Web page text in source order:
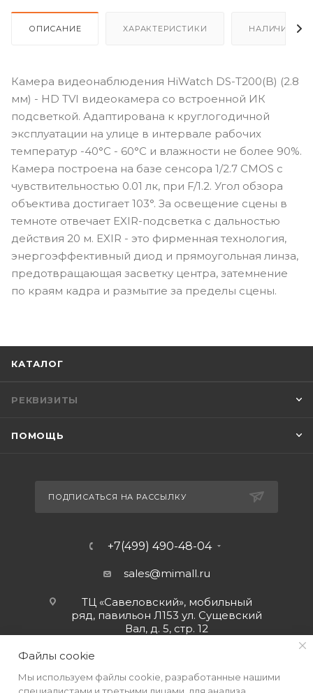
ОПИСАНИЕ ХАРАКТЕРИСТИКИ НАЛИЧИЕ
Камера видеонаблюдения HiWatch DS-T200(B) (2.8
мм) - HD TVI видеокамера со встроенной ИК
подсветкой. Адаптирована к круглогодичной
эксплуатации на улице в интервале рабочих
температур -40°С - 60°С и влажности не более 90%.
Камера построена на базе сенсора 1/2.7 CMOS с
чувствительностью 0.01 лк, при F/1.2. Угол обзора
объектива достигает 103°. За освещение сцены в
темноте отвечает EXIR-подсветка с дальностью
действия 20 м. EXIR - это фирменная технология,
энергоэффективный диод и прямоугольная линза,
предотвращающая засветку центра, затемнение
по краям кадра и размытие за пределы сцены.
КАТАЛОГ
РЕКВИЗИТЫ
ПОМОЩЬ
ПОДПИСАТЬСЯ НА РАССЫЛКУ
+7(499) 490-48-04
sales@mimall.ru
ТЦ «Савеловский», мобильный
ряд, павильон Л153 ул. Сущевский
Вал, д. 5, стр. 12
Файлы cookie
Мы используем файлы cookie, разработанные нашими